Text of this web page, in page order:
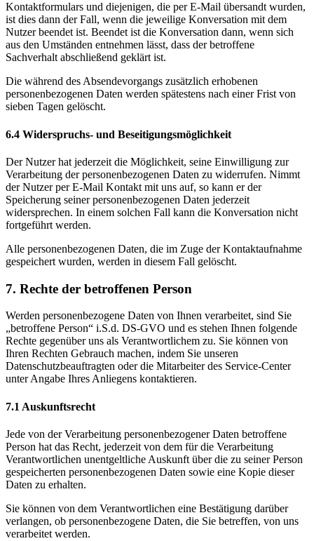
Kontaktformulars und diejenigen, die per E-Mail übersandt wurden,
ist dies dann der Fall, wenn die jeweilige Konversation mit dem
Nutzer beendet ist. Beendet ist die Konversation dann, wenn sich
aus den Umständen entnehmen lässt, dass der betroffene
Sachverhalt abschließend geklärt ist.
Die während des Absendevorgangs zusätzlich erhobenen
personenbezogenen Daten werden spätestens nach einer Frist von
sieben Tagen gelöscht.
6.4 Widerspruchs- und Beseitigungsmöglichkeit
Der Nutzer hat jederzeit die Möglichkeit, seine Einwilligung zur
Verarbeitung der personenbezogenen Daten zu widerrufen. Nimmt
der Nutzer per E-Mail Kontakt mit uns auf, so kann er der
Speicherung seiner personenbezogenen Daten jederzeit
widersprechen. In einem solchen Fall kann die Konversation nicht
fortgeführt werden.
Alle personenbezogenen Daten, die im Zuge der Kontaktaufnahme
gespeichert wurden, werden in diesem Fall gelöscht.
7. Rechte der betroffenen Person
Werden personenbezogene Daten von Ihnen verarbeitet, sind Sie
„betroffene Person“ i.S.d. DS-GVO und es stehen Ihnen folgende
Rechte gegenüber uns als Verantwortlichem zu. Sie können von
Ihren Rechten Gebrauch machen, indem Sie unseren
Datenschutzbeauftragten oder die Mitarbeiter des Service-Center
unter Angabe Ihres Anliegens kontaktieren.
7.1 Auskunftsrecht
Jede von der Verarbeitung personenbezogener Daten betroffene
Person hat das Recht, jederzeit von dem für die Verarbeitung
Verantwortlichen unentgeltliche Auskunft über die zu seiner Person
gespeicherten personenbezogenen Daten sowie eine Kopie dieser
Daten zu erhalten.
Sie können von dem Verantwortlichen eine Bestätigung darüber
verlangen, ob personenbezogene Daten, die Sie betreffen, von uns
verarbeitet werden.